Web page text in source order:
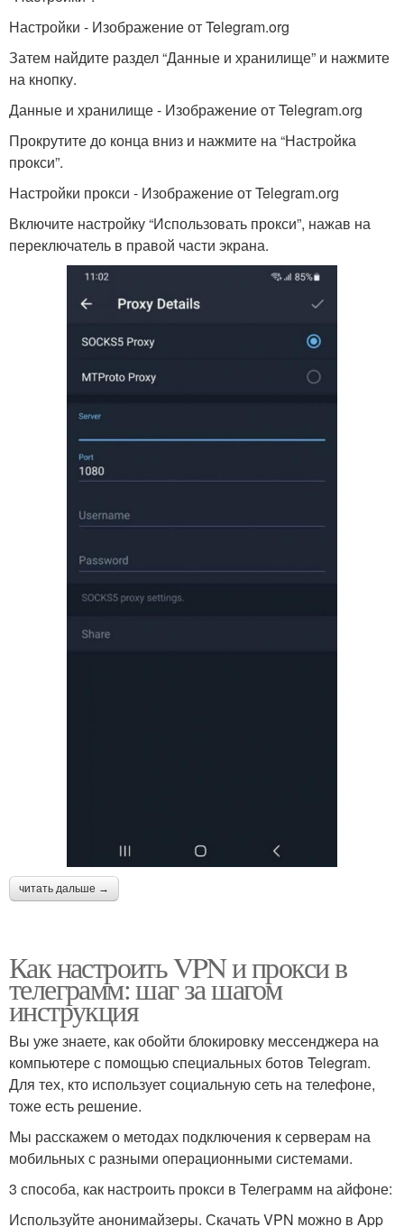
Настройки - Изображение от Telegram.org
Затем найдите раздел “Данные и хранилище” и нажмите
на кнопку.
Данные и хранилище - Изображение от Telegram.org
Прокрутите до конца вниз и нажмите на “Настройка
прокси”.
Настройки прокси - Изображение от Telegram.org
Включите настройку “Использовать прокси”, нажав на
переключатель в правой части экрана.
читать дальше →
Как настроить VPN и прокси в
телеграмм: шаг за шагом
инструкция
Вы уже знаете, как обойти блокировку мессенджера на
компьютере с помощью специальных ботов Telegram.
Для тех, кто использует социальную сеть на телефоне,
тоже есть решение.
Мы расскажем о методах подключения к серверам на
мобильных с разными операционными системами.
3 способа, как настроить прокси в Телеграмм на айфоне:
Используйте анонимайзеры. Скачать VPN можно в App